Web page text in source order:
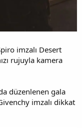
imzalı Desert
rujuyla kamera
düzenlenen gala
imzalı dikkat